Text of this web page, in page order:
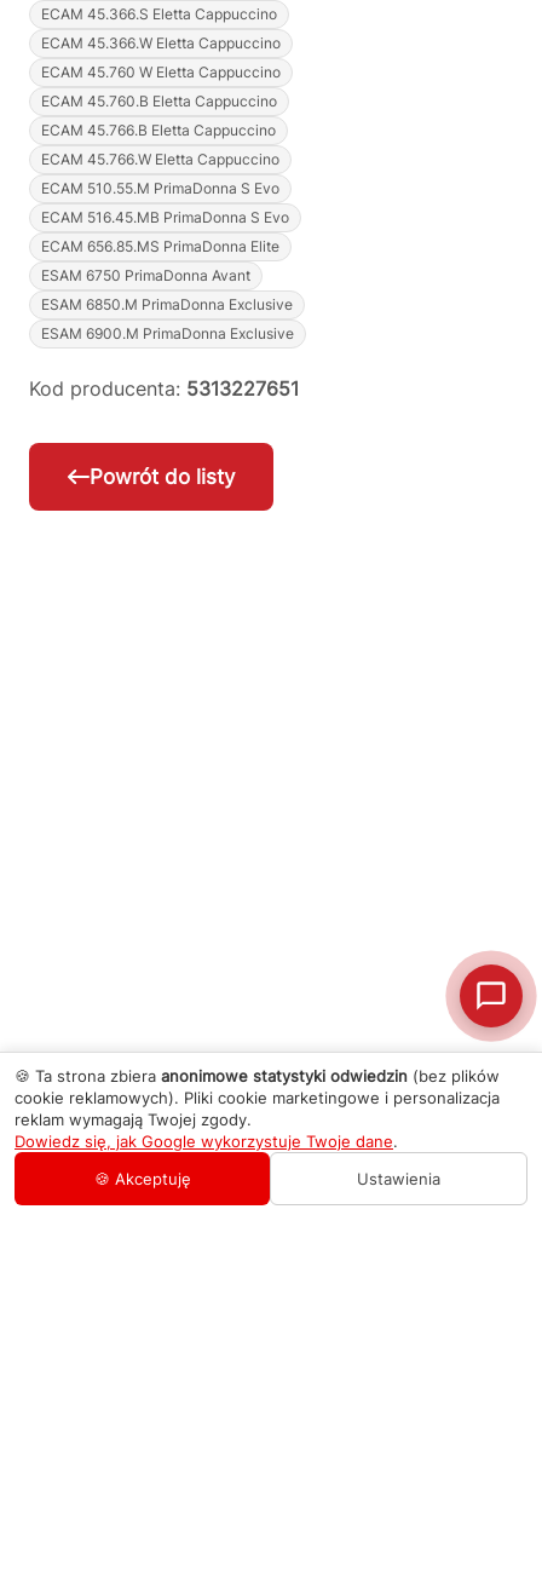
ECAM 45.366.S Eletta Cappuccino
ECAM 45.366.W Eletta Cappuccino
ECAM 45.760 W Eletta Cappuccino
ECAM 45.760.B Eletta Cappuccino
ECAM 45.766.B Eletta Cappuccino
ECAM 45.766.W Eletta Cappuccino
ECAM 510.55.M PrimaDonna S Evo
ECAM 516.45.MB PrimaDonna S Evo
ECAM 656.85.MS PrimaDonna Elite
ESAM 6750 PrimaDonna Avant
ESAM 6850.M PrimaDonna Exclusive
ESAM 6900.M PrimaDonna Exclusive
Kod producenta: 5313227651
Powrót do listy
🍪 Ta strona zbiera anonimowe statystyki odwiedzin (bez plików
cookie reklamowych). Pliki cookie marketingowe i personalizacja
reklam wymagają Twojej zgody.
Dowiedz się, jak Google wykorzystuje Twoje dane.
🍪 Akceptuję
Ustawienia